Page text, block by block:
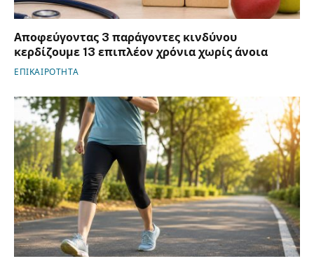
Αποφεύγοντας 3 παράγοντες κινδύνου
κερδίζουμε 13 επιπλέον χρόνια χωρίς άνοια
ΕΠΙΚΑΙΡΟΤΗΤΑ